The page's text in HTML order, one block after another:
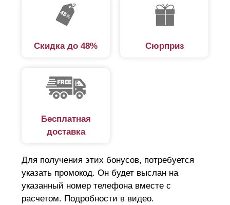
Скидка до 48% Сюрприз
Бесплатная
доставка
Для получения этих бонусов, потребуется
указать промокод. Он будет выслан на
указанный номер телефона вместе с
расчетом. Подробности в видео.